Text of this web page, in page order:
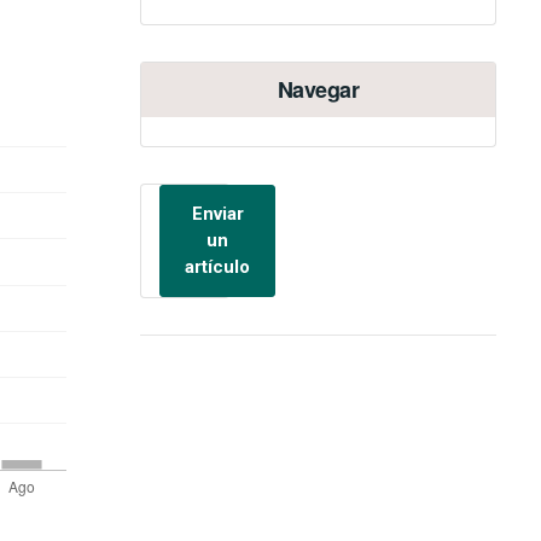
Navegar
Enviar
un
artículo